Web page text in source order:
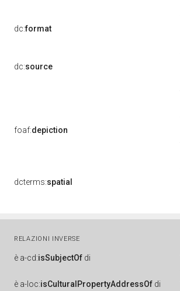
dc:format
dc:source
foaf:depiction
dcterms:spatial
RELAZIONI INVERSE
è a-cd:isSubjectOf di
è a-loc:isCulturalPropertyAddressOf di